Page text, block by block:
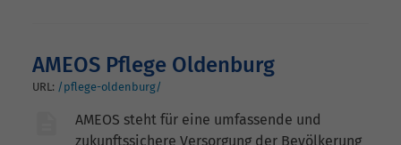
AMEOS Pflege Oldenburg
URL: /pflege-oldenburg/
AMEOS steht für eine umfassende und
zukunftssichere Versorgung der Bevölkerung